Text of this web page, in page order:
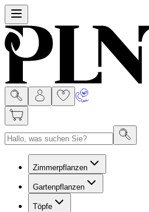
Menu
Zimmerpflanzen
Gartenpflanzen
Töpfe